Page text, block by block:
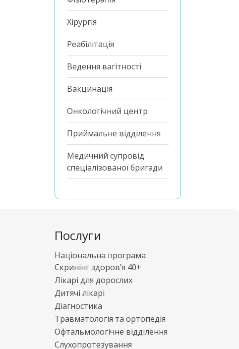
Хірургія
Реабілітація
Ведення вагітності
Вакцинація
Онкологічний центр
Приймальне відділення
Медичний супровід
спеціалізованої бригади
Послуги
Національна програма
Скринінг здоров’я 40+
Лікарі для дорослих
Дитячі лікарі
Діагностика
Травматологія та ортопедія
Офтальмологічне відділення
Слухопротезування